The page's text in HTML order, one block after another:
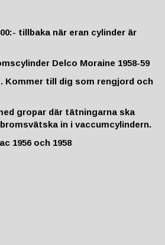
tillbaka när eran cylinder är
Delco Moraine 1958-59
Kommer till dig som rengjord och
gropar där tätningarna ska
in i vaccumcylindern.
1956 och 1958